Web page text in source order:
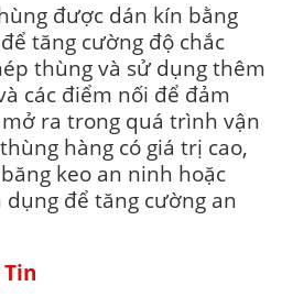
được dán kín bằng
tăng cường độ chắc
thùng và sử dụng thêm
các điểm nối để đảm
ra trong quá trình vận
hàng có giá trị cao,
keo an ninh hoặc
để tăng cường an